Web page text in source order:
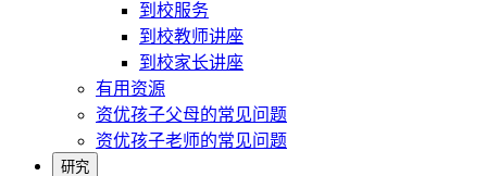
到校服务
到校教师讲座
到校家长讲座
有用资源
资优孩子父母的常见问题
资优孩子老师的常见问题
研究